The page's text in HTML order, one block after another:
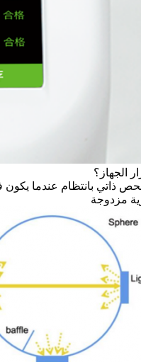
ذاتي بانتظام عندما
مزدوجة